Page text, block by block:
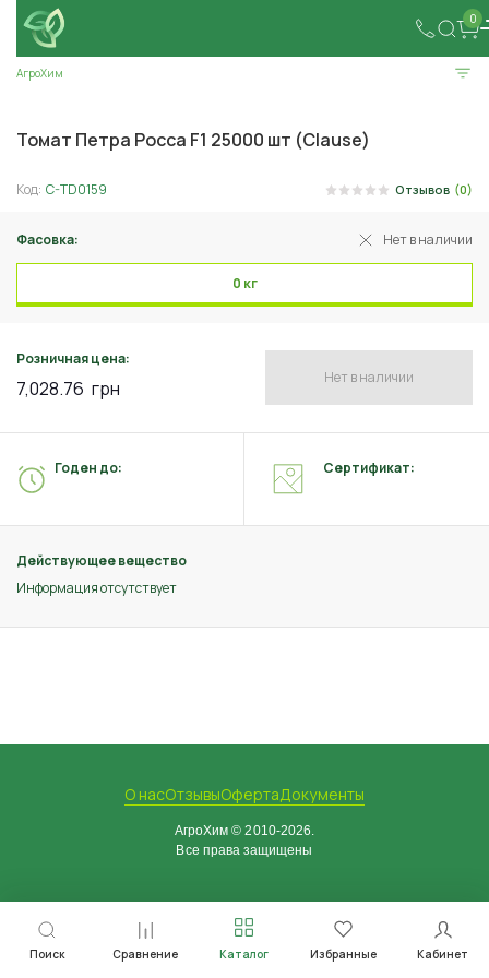
0
Поиск Сравнение Каталог Избранные Кабинет
АгроХим
Томат Петра Росса F1 25000 шт (Clause)
Код: C-TD0159 Отзывов (0)
Фасовка: Нет в наличии
0 кг
Розничная цена:
7,028.76 грн Нет в наличии
Действующее вещество
Информация отсутствует
Годен до: Сертификат:
О насОтзывыОфертаДокументы
АгроХим © 2010-2026.
Все права защищены